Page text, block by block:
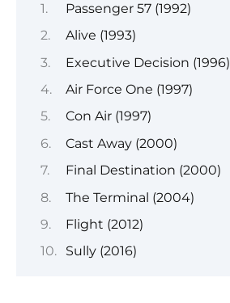
Passenger 57 (1992)
Alive (1993)
Executive Decision (1996)
Air Force One (1997)
Con Air (1997)
Cast Away (2000)
Final Destination (2000)
The Terminal (2004)
Flight (2012)
Sully (2016)